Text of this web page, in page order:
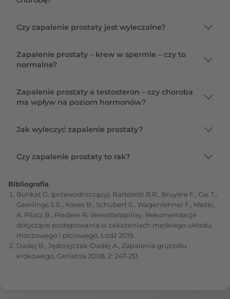
Czy zapalenie prostaty jest wyleczalne?
Zapalenie prostaty – krew w spermie – czy to
normalne?
Zapalenie prostaty a testosteron – czy choroba
ma wpływ na poziom hormonów?
Jak wyleczyć zapalenie prostaty?
Czy zapalenie prostaty to rak?
Bibliografia
Bonkat G. (przewodniczący), Bartoletti R.R., Bruyère F., Cai T.,
Geerlings S.E., Köves B., Schubert S., Wagenlehner F., Mezei,
A. Pilatz B., Pradere R. Veeratterapillay, Rekomendacje
dotyczące postępowania w zakażeniach męskiego układu
moczowego i płciowego, Łódź 2019.
Dadej R., Jędrzejczak-Dadej A., Zapalenie gruczołu
krokowego, Geriatria 2008, 2: 247-251.